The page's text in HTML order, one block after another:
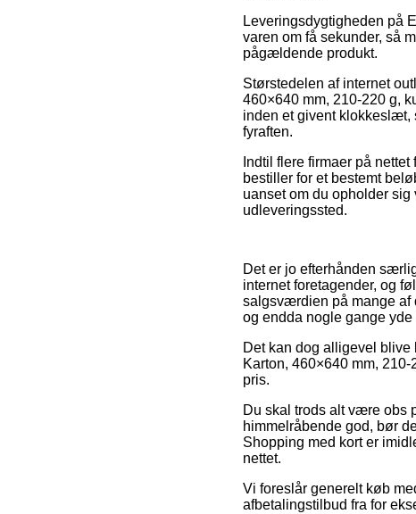
Leveringsdygtigheden på
varen om få sekunder, så
pågældende produkt.
Størstedelen af internet
460×640 mm, 210-220 g,
inden et givent klokkeslæt,
fyraften.
Indtil flere firmaer på
bestiller for et bestemt
uanset om du opholder
udleveringssted.
Det er jo efterhånden
internet foretagender, og
salgsværdien på mange af
og endda nogle gange
Det kan dog alligevel
Karton, 460×640 mm,
pris.
Du skal trods alt være obs
himmelråbende god, bør
Shopping med kort er
nettet.
Vi foreslår generelt køb
afbetalingstilbud fra for